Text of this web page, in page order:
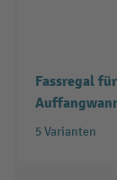
Fassregal
5 Varianten